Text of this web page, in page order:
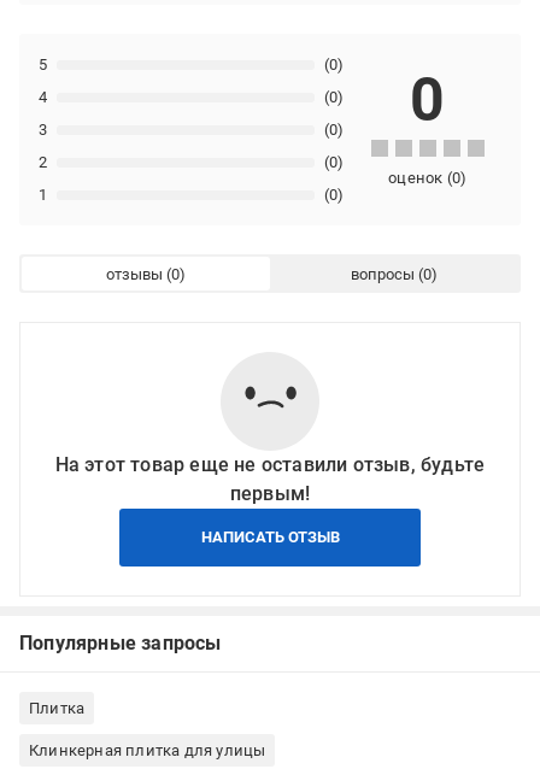
1 (0)
2 (0)
3 (0)
4 (0)
5 (0)
0
оценок (0)
отзывы вопросы
На этот товар еще не оставили отзыв, будьте
первым!
НАПИСАТЬ ОТЗЫВ
Популярные запросы
Плитка
Клинкерная плитка для улицы